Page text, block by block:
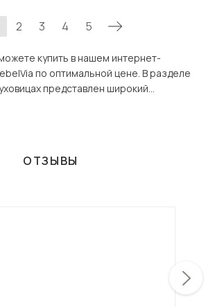
2 3 4 5
купить в нашем интернет-
по оптимальной цене. В разделе
представлен широкий
с доставкой в Москве и Подмосковью,
ОТЗЫВЫ